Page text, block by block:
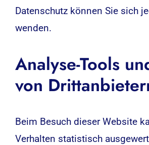
Datenschutz können Sie sich
wenden.
Analyse-Tools
von
Beim Besuch dieser Website
Verhalten statistisch